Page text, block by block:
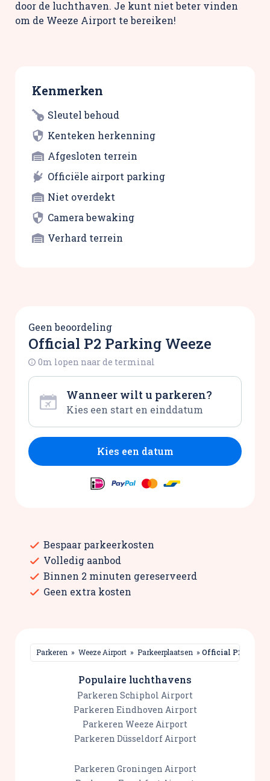
door de luchthaven. Je kunt niet beter vinden
om de Weeze Airport te bereiken!
Kenmerken
Sleutel behoud
Kenteken herkenning
Afgesloten terrein
Officiële airport parking
Niet overdekt
Camera bewaking
Verhard terrein
Geen beoordeling
Official P2 Parking Weeze
0m lopen naar de terminal
Wanneer wilt u parkeren?
Kies een datum
Bespaar parkeerkosten
Volledig aanbod
Binnen 2 minuten gereserveerd
Geen extra kosten
Parkeren » Weeze Airport » Parkeerplaatsen »Official P2
Populaire luchthavens
Parkeren Schiphol Airport
Parkeren Eindhoven Airport
Parkeren Weeze Airport
Parkeren Düsseldorf Airport
Parkeren Groningen Airport